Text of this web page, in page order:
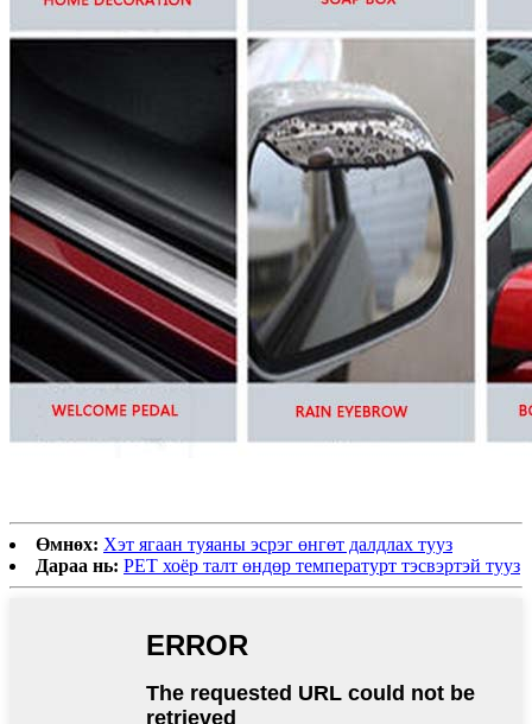
Өмнөх: Хэт ягаан туяаны эсрэг өнгөт далдлах тууз
Дараа нь: PET хоёр талт өндөр температурт тэсвэртэй тууз